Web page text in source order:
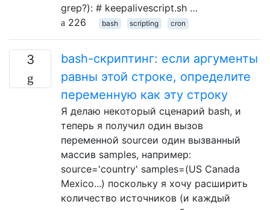
grep?): # keepalivescript.sh …
226
bash scripting cron
3
bash-скриптинг: если аргументы
равны этой строке, определите
переменную как эту строку
Я делаю некоторый сценарий bash, и
теперь я получил один вызов
переменной sourceи один вызванный
массив samples, например:
source='country' samples=(US Canada
Mexico...) поскольку я хочу расширить
количество источников (и каждый